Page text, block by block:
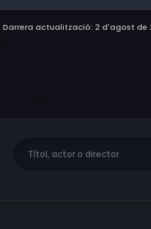
Darrera actualització: 2 d'agost de